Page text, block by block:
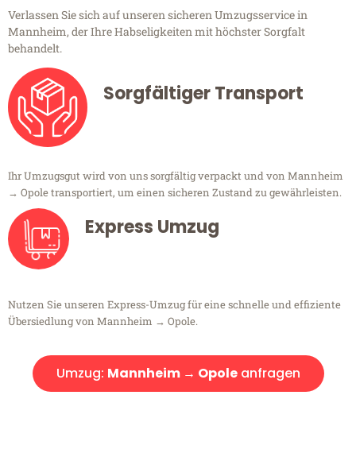
Verlassen Sie sich auf unseren sicheren Umzugsservice in
Mannheim, der Ihre Habseligkeiten mit höchster Sorgfalt
behandelt.
Sorgfältiger Transport
Ihr Umzugsgut wird von uns sorgfältig verpackt und von Mannheim
→ Opole transportiert, um einen sicheren Zustand zu gewährleisten.
Express Umzug
Nutzen Sie unseren Express-Umzug für eine schnelle und effiziente
Übersiedlung von Mannheim → Opole.
Umzug: Mannheim → Opoleanfragen